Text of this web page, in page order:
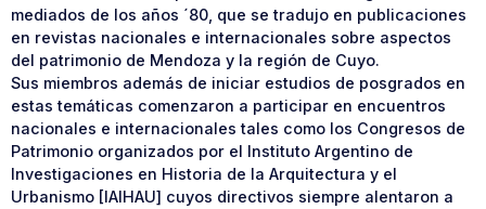
mediados de los años ´80, que se tradujo en publicaciones
en revistas nacionales e internacionales sobre aspectos
del patrimonio de Mendoza y la región de Cuyo.
Sus miembros además de iniciar estudios de posgrados en
estas temáticas comenzaron a participar en encuentros
nacionales e internacionales tales como los Congresos de
Patrimonio organizados por el Instituto Argentino de
Investigaciones en Historia de la Arquitectura y el
Urbanismo [IAIHAU] cuyos directivos siempre alentaron a